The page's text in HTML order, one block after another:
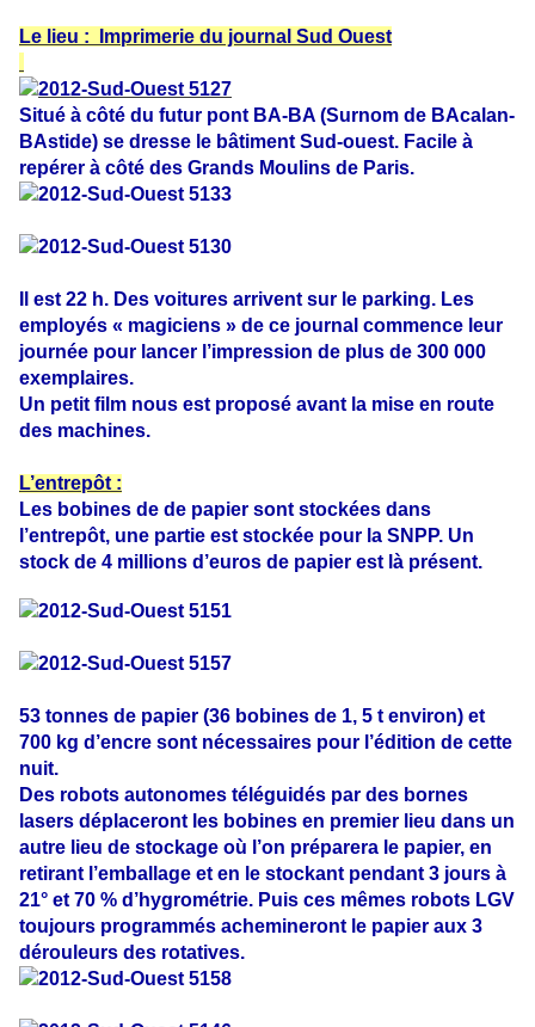
Le lieu : Imprimerie du journal Sud Ouest
Situé à côté du futur pont BA-BA (Surnom de BAcalan-
BAstide) se dresse le bâtiment Sud-ouest. Facile à
repérer à côté des Grands Moulins de Paris.
Il est 22 h. Des voitures arrivent sur le parking. Les
employés « magiciens » de ce journal commence leur
journée pour lancer l’impression de plus de 300 000
exemplaires.
Un petit film nous est proposé avant la mise en route
des machines.
L’entrepôt :
Les bobines de de papier sont stockées dans
l’entrepôt, une partie est stockée pour la SNPP. Un
stock de 4 millions d’euros de papier est là présent.
53 tonnes de papier (36 bobines de 1, 5 t environ) et
700 kg d’encre sont nécessaires pour l’édition de cette
nuit.
Des robots autonomes téléguidés par des bornes
lasers déplaceront les bobines en premier lieu dans un
autre lieu de stockage où l’on préparera le papier, en
retirant l’emballage et en le stockant pendant 3 jours à
21° et 70 % d’hygrométrie. Puis ces mêmes robots LGV
toujours programmés achemineront le papier aux 3
dérouleurs des rotatives.